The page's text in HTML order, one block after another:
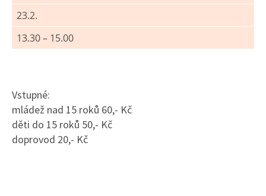
23.2.
13.30 – 15.00
Vstupné:
mládež nad 15 roků 60,- Kč
děti do 15 roků 50,- Kč
doprovod 20,- Kč